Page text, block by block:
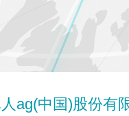
ag(中国)股份有